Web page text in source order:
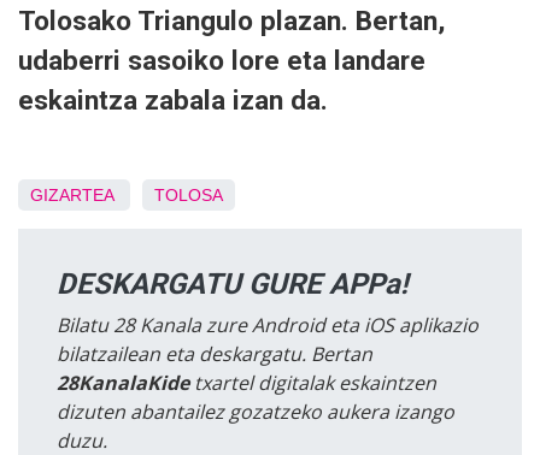
Tolosako Triangulo plazan. Bertan,
udaberri sasoiko lore eta landare
eskaintza zabala izan da.
GIZARTEA TOLOSA
DESKARGATU GURE APPa!
Bilatu 28 Kanala zure Android eta iOS aplikazio
bilatzailean eta deskargatu. Bertan
28KanalaKidetxartel digitalak eskaintzen
dizuten abantailez gozatzeko aukera izango
duzu.